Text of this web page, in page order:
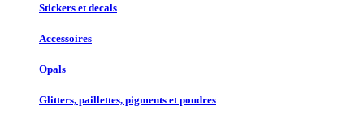
Stickers et decals
Accessoires
Opals
Glitters, paillettes, pigments et poudres